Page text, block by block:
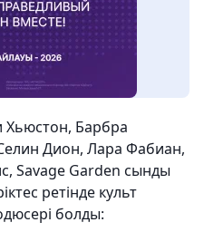
Хьюстон, Барбра
Дион, Лара Фабиан,
Savage Garden сынды
ретінде культ
болды: